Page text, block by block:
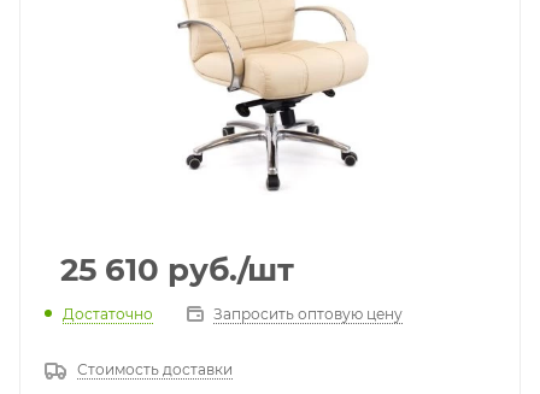
25 610 руб./шт
Достаточно Запросить оптовую цену
Стоимость доставки